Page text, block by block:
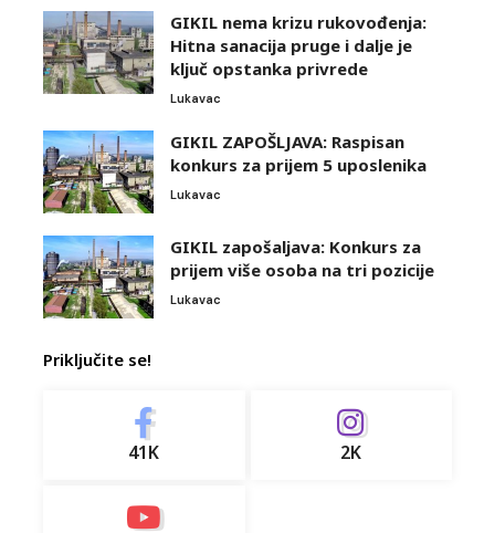
GIKIL nema krizu rukovođenja:
Hitna sanacija pruge i dalje je
ključ opstanka privrede
Lukavac
GIKIL ZAPOŠLJAVA: Raspisan
konkurs za prijem 5 uposlenika
Lukavac
GIKIL zapošaljava: Konkurs za
prijem više osoba na tri pozicije
Lukavac
Priključite se!
41K 2K